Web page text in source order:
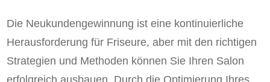
Die Neukundengewinnung ist eine kontinuierliche
Herausforderung für Friseure, aber mit den richtigen
Strategien und Methoden können Sie Ihren Salon
erfolgreich ausbauen. Durch die Optimierung Ihres